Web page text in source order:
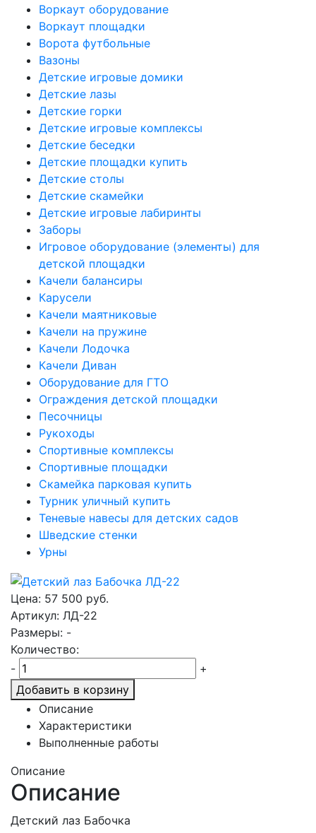
Воркаут оборудование
Воркаут площадки
Ворота футбольные
Вазоны
Детские игровые домики
Детские лазы
Детские горки
Детские игровые комплексы
Детские беседки
Детские площадки купить
Детские столы
Детские скамейки
Детские игровые лабиринты
Заборы
Игровое оборудование (элементы) для
детской площадки
Качели балансиры
Карусели
Качели маятниковые
Качели на пружине
Качели Лодочка
Качели Диван
Оборудование для ГТО
Ограждения детской площадки
Песочницы
Рукоходы
Спортивные комплексы
Спортивные площадки
Скамейка парковая купить
Турник уличный купить
Теневые навесы для детских садов
Шведские стенки
Урны
Цена: 57 500 руб.
Артикул: ЛД-22
Размеры: -
Количество:
-
+
Добавить в корзину
Описание
Характеристики
Выполненные работы
Описание
Описание
Детский лаз Бабочка